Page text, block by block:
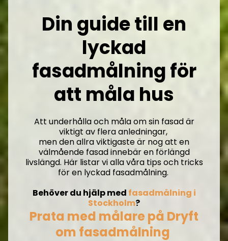
Din guide till en
lyckad
fasadmålning för
att måla hus
Att underhålla och måla om sin fasad är
viktigt av flera anledningar,
men den allra viktigaste är nog att en
välmående fasad innebär en förlängd
livslängd. Här listar vi alla våra tips och tricks
för en lyckad fasadmålning.
Behöver du hjälp med fasadmålning i
Stockholm?
Prata med målare på Dryft
om fasadmålning